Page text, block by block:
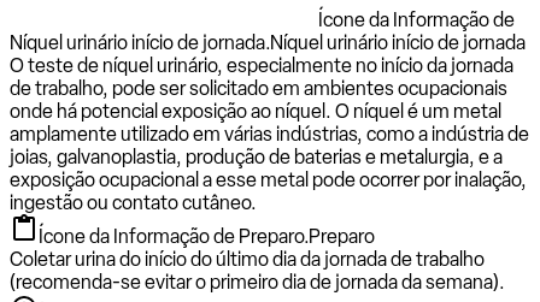
Ícone da Informação de
Níquel urinário início de jornada.Níquel urinário início de jornada
O teste de níquel urinário, especialmente no início da jornada
de trabalho, pode ser solicitado em ambientes ocupacionais
onde há potencial exposição ao níquel. O níquel é um metal
amplamente utilizado em várias indústrias, como a indústria de
joias, galvanoplastia, produção de baterias e metalurgia, e a
exposição ocupacional a esse metal pode ocorrer por inalação,
ingestão ou contato cutâneo.
Ícone da Informação de Preparo.Preparo
Coletar urina do início do último dia da jornada de trabalho
(recomenda-se evitar o primeiro dia de jornada da semana).